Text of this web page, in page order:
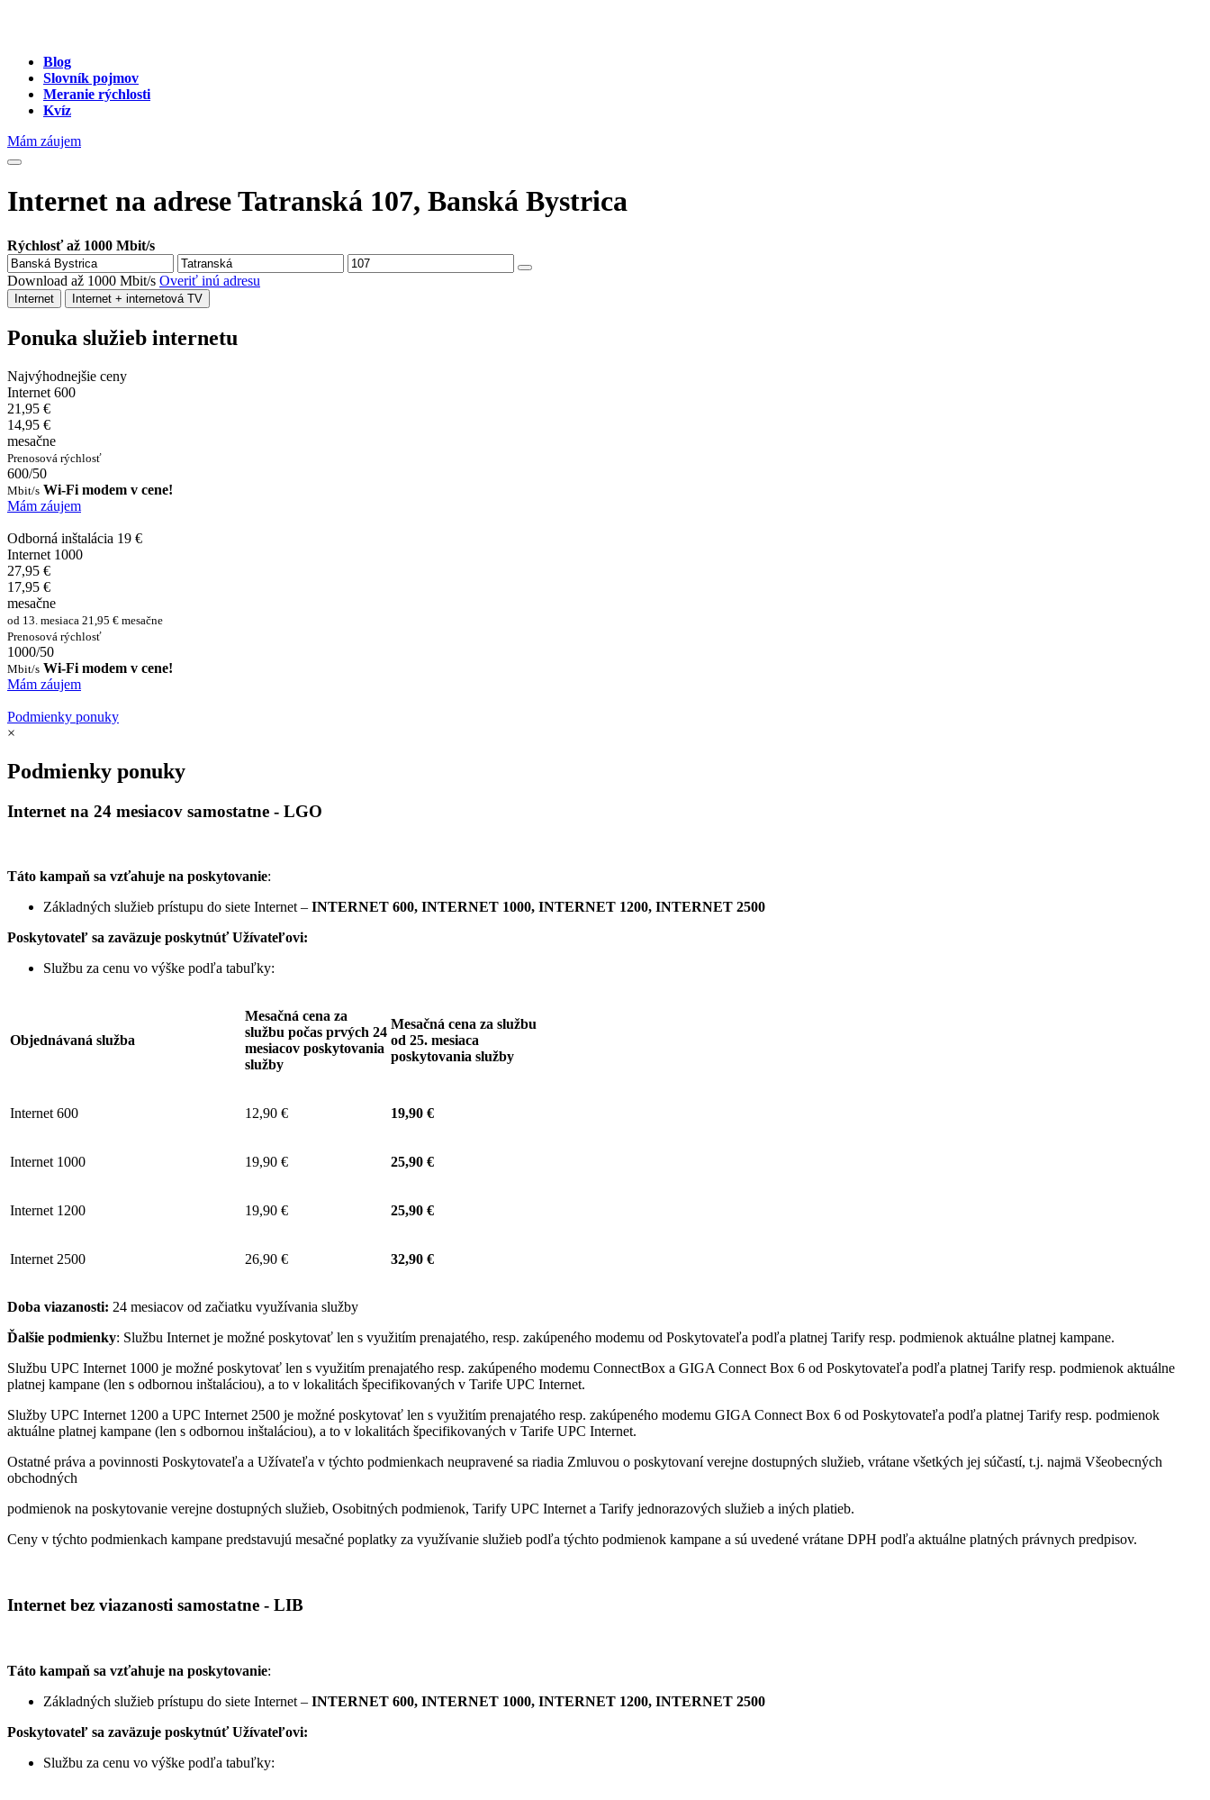
Blog
Slovník pojmov
Meranie rýchlosti
Kvíz
Mám záujem
Internet na adrese Tatranská 107, Banská Bystrica
Rýchlosť až 1000 Mbit/s
Download až 1000 Mbit/s Overiť inú adresu
Internet Internet + internetová TV
Ponuka služieb internetu
Najvýhodnejšie ceny
Internet 600
21,95 €
14,95 €
mesačne
Prenosová rýchlosť
600/50
Mbit/s Wi-Fi modem v cene!
Mám záujem
Odborná inštalácia 19 €
Internet 1000
27,95 €
17,95 €
mesačne
od 13. mesiaca 21,95 € mesačne
Prenosová rýchlosť
1000/50
Mbit/s Wi-Fi modem v cene!
Mám záujem
Podmienky ponuky
×
Podmienky ponuky
Internet na 24 mesiacov samostatne - LGO
Táto kampaň sa vzťahuje na poskytovanie:
Základných služieb prístupu do siete Internet – INTERNET 600, INTERNET 1000, INTERNET 1200, INTERNET 2500
Poskytovateľ sa zaväzuje poskytnúť Užívateľovi:
Službu za cenu vo výške podľa tabuľky:
Objednávaná služba
Mesačná cena za
službu počas prvých 24
mesiacov poskytovania
služby
Mesačná cena za službu
od 25. mesiaca
poskytovania služby
Internet 600 12,90 € 19,90 €
Internet 1000 19,90 € 25,90 €
Internet 1200 19,90 € 25,90 €
Internet 2500 26,90 € 32,90 €
Doba viazanosti: 24 mesiacov od začiatku využívania služby
Ďalšie podmienky: Službu Internet je možné poskytovať len s využitím prenajatého, resp. zakúpeného modemu od Poskytovateľa podľa platnej Tarify resp. podmienok aktuálne platnej kampane.
Službu UPC Internet 1000 je možné poskytovať len s využitím prenajatého resp. zakúpeného modemu ConnectBox a GIGA Connect Box 6 od Poskytovateľa podľa platnej Tarify resp. podmienok aktuálne
platnej kampane (len s odbornou inštaláciou), a to v lokalitách špecifikovaných v Tarife UPC Internet.
Služby UPC Internet 1200 a UPC Internet 2500 je možné poskytovať len s využitím prenajatého resp. zakúpeného modemu GIGA Connect Box 6 od Poskytovateľa podľa platnej Tarify resp. podmienok
aktuálne platnej kampane (len s odbornou inštaláciou), a to v lokalitách špecifikovaných v Tarife UPC Internet.
Ostatné práva a povinnosti Poskytovateľa a Užívateľa v týchto podmienkach neupravené sa riadia Zmluvou o poskytovaní verejne dostupných služieb, vrátane všetkých jej súčastí, t.j. najmä Všeobecných
obchodných
podmienok na poskytovanie verejne dostupných služieb, Osobitných podmienok, Tarify UPC Internet a Tarify jednorazových služieb a iných platieb.
Ceny v týchto podmienkach kampane predstavujú mesačné poplatky za využívanie služieb podľa týchto podmienok kampane a sú uvedené vrátane DPH podľa aktuálne platných právnych predpisov.
Internet bez viazanosti samostatne - LIB
Táto kampaň sa vzťahuje na poskytovanie:
Základných služieb prístupu do siete Internet – INTERNET 600, INTERNET 1000, INTERNET 1200, INTERNET 2500
Poskytovateľ sa zaväzuje poskytnúť Užívateľovi:
Službu za cenu vo výške podľa tabuľky: